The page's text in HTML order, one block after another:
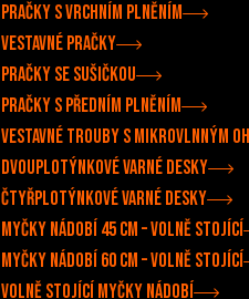
Pračky s vrchním plněním
Vestavné pračky
Pračky se sušičkou
Pračky s předním plněním
Vestavné trouby s mikrovlnným
Dvouplotýnkové varné desky
Čtyřplotýnkové varné desky
Myčky nádobí 45 cm – volně stojící
Myčky nádobí 60 cm – volně stojící
Volně stojící myčky nádobí